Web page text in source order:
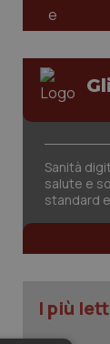
Sanità
salute e
standard
I più